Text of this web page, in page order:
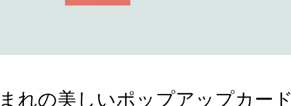
れの美しいポップアップカード